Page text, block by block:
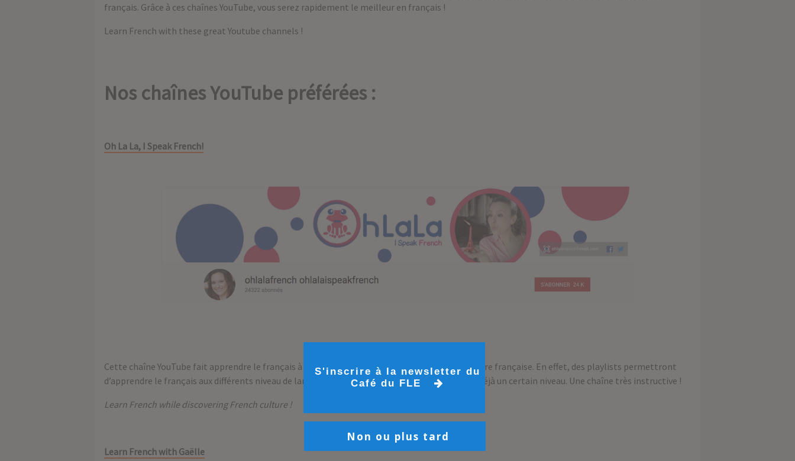
français. Grâce à ces chaînes YouTube, vous serez rapidement le meilleur en français !
Learn French with these great Youtube channels !
Nos chaînes YouTube préférées :
Oh La La, I Speak French!
Cette chaîne YouTube fait apprendre le français à des anglophones tout en découvrant la culture française. En effet, des playlists permettront
d’apprendre le français aux différents niveau de langues, des débutants aux apprenants ayant déjà un certain niveau. Une chaîne très instructive !
Learn French while discovering French culture !
Learn French with Gaëlle
S'inscrire à la newsletter du
Café du FLE
Non ou plus tard